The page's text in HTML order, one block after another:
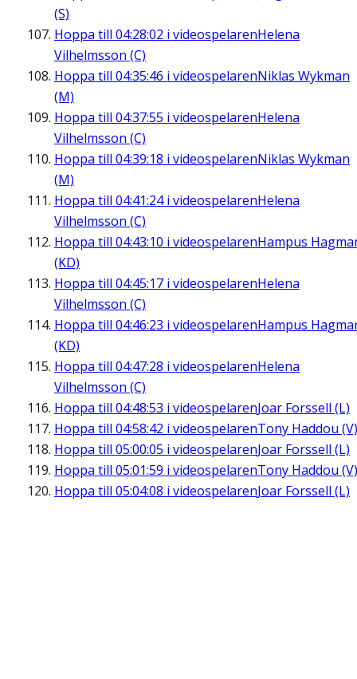
(S)
Hoppa till 04:28:02 i videospelarenHelena
Vilhelmsson (C)
Hoppa till 04:35:46 i videospelarenNiklas Wykman
(M)
Hoppa till 04:37:55 i videospelarenHelena
Vilhelmsson (C)
Hoppa till 04:39:18 i videospelarenNiklas Wykman
(M)
Hoppa till 04:41:24i videospelarenHelena
Vilhelmsson (C)
Hoppa till 04:43:10 i videospelarenHampus
(KD)
Hoppa till 04:45:17 i videospelarenHelena
Vilhelmsson (C)
Hoppa till 04:46:23 i videospelarenHampus
(KD)
Hoppa till 04:47:28 i videospelarenHelena
Vilhelmsson (C)
Hoppa till 04:48:53 i videospelarenJoar Forssell (L)
Hoppa till 04:58:42 i videospelarenTony Haddou (V)
Hoppa till 05:00:05 i videospelarenJoar Forssell (L)
Hoppa till 05:01:59 i videospelarenTony Haddou (V)
Hoppa till 05:04:08 i videospelarenJoar Forssell (L)